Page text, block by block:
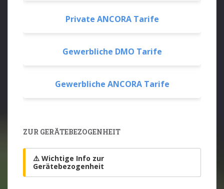
Private ANCORA Tarife
Gewerbliche DMO Tarife
Gewerbliche ANCORA Tarife
ZUR GERÄTEBEZOGENHEIT
⚠️ Wichtige Info zur
Gerätebezogenheit